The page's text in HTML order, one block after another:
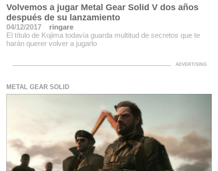
Volvemos a jugar Metal Gear Solid V dos años
después de su lanzamiento
04/12/2017
ringare
El título de Kojima todavía guarda multitud de secretos que te
harán querer volver a jugarlo
METAL GEAR SOLID